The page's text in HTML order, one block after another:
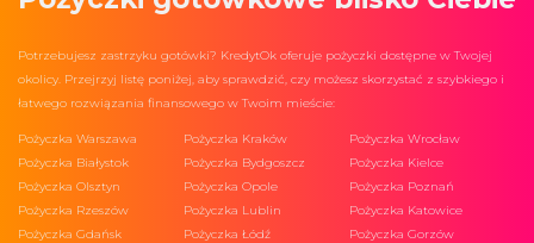
Potrzebujesz zastrzyku gotówki? KredytOk oferuje pożyczki dostępne w Twojej
okolicy. Przejrzyj listę poniżej, aby sprawdzić, czy możesz skorzystać z szybkiego i
łatwego rozwiązania finansowego w Twoim mieście:
Pożyczka Warszawa Pożyczka Kraków
Pożyczka Wrocław
Pożyczka Białystok
Pożyczka Bydgoszcz
Pożyczka Kielce
Pożyczka Olsztyn
Pożyczka Opole
Pożyczka Poznań
Pożyczka Rzeszów
Pożyczka Lublin
Pożyczka Katowice
Pożyczka Gdańsk
Pożyczka Łódź
Pożyczka Gorzów